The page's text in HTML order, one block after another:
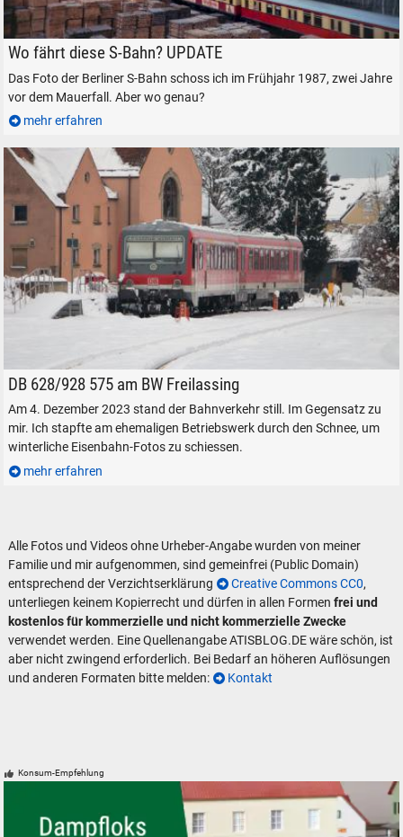
Die Berliner S-Bahn im Frühjahr 1987.
Wo fährt diese S-Bahn? UPDATE
Das Foto der Berliner S-Bahn schoss ich im Frühjahr 1987, zwei Jahre
vor dem Mauerfall. Aber wo genau?
mehr erfahren
DB 628/928 575 in Freilassing, am 4. Dezember 2023.
DB 628/928 575 am BW Freilassing
Am 4. Dezember 2023 stand der Bahnverkehr still. Im Gegensatz zu
mir. Ich stapfte am ehemaligen Betriebswerk durch den Schnee, um
winterliche Eisenbahn-Fotos zu schiessen.
mehr erfahren
Alle Fotos und Videos ohne Urheber-Angabe wurden von meiner
Familie und mir aufgenommen, sind gemeinfrei (Public Domain)
entsprechend der Verzichtserklärung
Creative Commons CC0,
unterliegen keinem Kopierrecht und dürfen in allen Formen frei und
kostenlos für kommerzielle und nicht kommerzielle Zwecke
verwendet werden. Eine Quellenangabe ATISBLOG.DE wäre schön, ist
aber nicht zwingend erforderlich. Bei Bedarf an höheren Auflösungen
und anderen Formaten bitte melden:
Kontakt
Konsum-Empfehlung
SUCHEN
Durchsuchen
Suche ...
suchen Abbrechen